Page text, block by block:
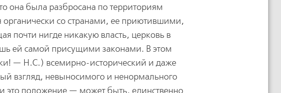
она была разбросана по территориям
органически со странами, ее приютившими,
почти нигде никакую власть, церковь в
ей самой присущими законами. В этом
— Н.С.) всемирно-исторический и даже
взгляд, невыносимого и ненормального
это положение — может быть, единственно